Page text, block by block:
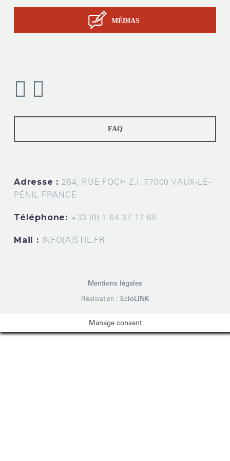
MÉDIAS
FAQ
Adresse : 254, RUE FOCH Z.I. 77000 VAUX-LE-
PÉNIL FRANCE
Téléphone: +33 (0) 1 64 37 17 65
Mail : INFO[A]STIL.FR
Mentions légales
Réalisation : EcloLINK
Manage consent